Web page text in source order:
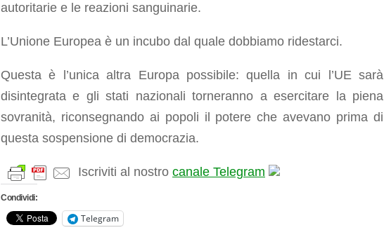
autoritarie e le reazioni sanguinarie.
L’Unione Europea è un incubo dal quale dobbiamo ridestarci.
Questa è l’unica altra Europa possibile: quella in cui l’UE sarà
disintegrata e gli stati nazionali torneranno a esercitare la piena
sovranità, riconsegnando ai popoli il potere che avevano prima di
questa sospensione di democrazia.
Iscriviti al nostro canale Telegram
Condividi:
Telegram